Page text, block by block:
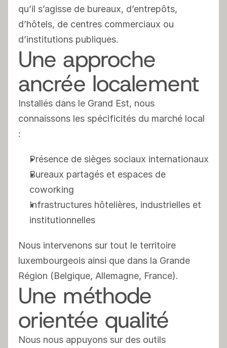
qu’il s’agisse de bureaux, d’entrepôts,
d’hôtels, de centres commerciaux ou
d’institutions publiques.
Une approche
ancrée localement
Installés dans le Grand Est, nous
connaissons les spécificités du marché local
:
Présence de sièges sociaux internationaux
Bureaux partagés et espaces de
coworking
Infrastructures hôtelières, industrielles et
institutionnelles
Nous intervenons sur tout le territoire
luxembourgeois ainsi que dans la Grande
Région (Belgique, Allemagne, France).
Une méthode
orientée qualité
Nous nous appuyons sur des outils